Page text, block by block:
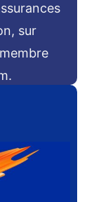
sur